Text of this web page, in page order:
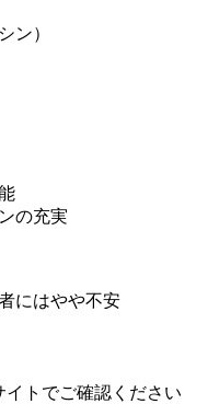
ン）
の充実
にはやや不安
トでご確認ください